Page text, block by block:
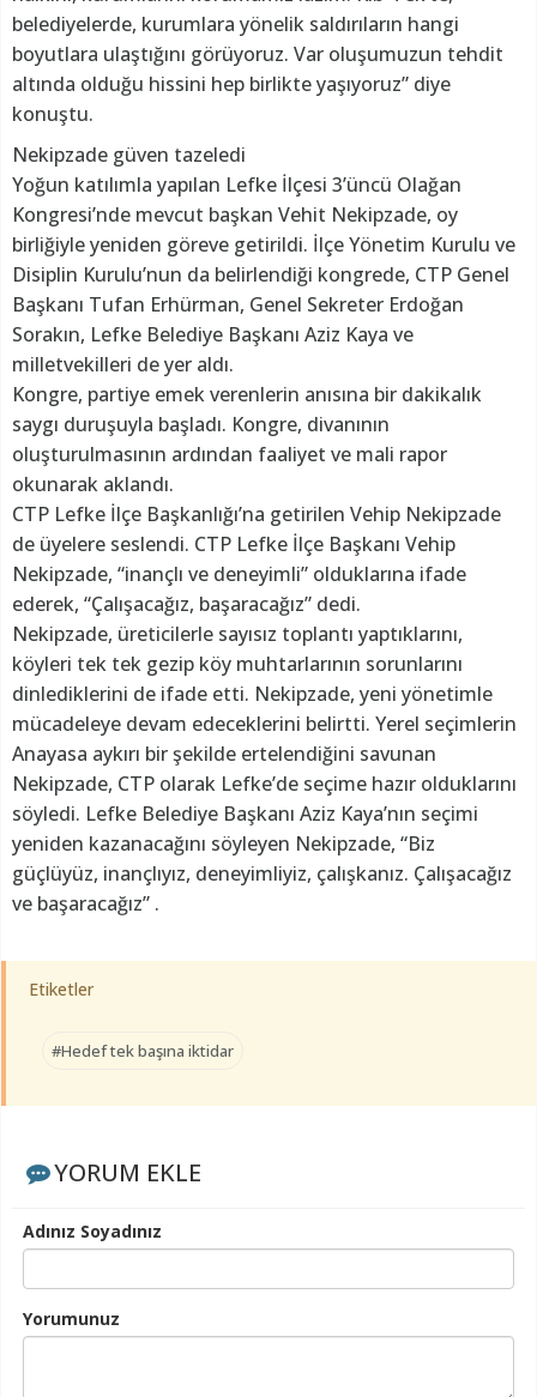
belediyelerde, kurumlara yönelik saldırıların hangi
boyutlara ulaştığını görüyoruz. Var oluşumuzun tehdit
altında olduğu hissini hep birlikte yaşıyoruz” diye
konuştu.
Nekipzade güven tazeledi
Yoğun katılımla yapılan Lefke İlçesi 3’üncü Olağan
Kongresi’nde mevcut başkan Vehit Nekipzade, oy
birliğiyle yeniden göreve getirildi. İlçe Yönetim Kurulu ve
Disiplin Kurulu’nun da belirlendiği kongrede, CTP Genel
Başkanı Tufan Erhürman, Genel Sekreter Erdoğan
Sorakın, Lefke Belediye Başkanı Aziz Kaya ve
milletvekilleri de yer aldı.
Kongre, partiye emek verenlerin anısına bir dakikalık
saygı duruşuyla başladı. Kongre, divanının
oluşturulmasının ardından faaliyet ve mali rapor
okunarak aklandı.
CTP Lefke İlçe Başkanlığı’na getirilen Vehip Nekipzade
de üyelere seslendi. CTP Lefke İlçe Başkanı Vehip
Nekipzade, “inançlı ve deneyimli” olduklarına ifade
ederek, “Çalışacağız, başaracağız” dedi.
Nekipzade, üreticilerle sayısız toplantı yaptıklarını,
köyleri tek tek gezip köy muhtarlarının sorunlarını
dinlediklerini de ifade etti. Nekipzade, yeni yönetimle
mücadeleye devam edeceklerini belirtti. Yerel seçimlerin
Anayasa aykırı bir şekilde ertelendiğini savunan
Nekipzade, CTP olarak Lefke’de seçime hazır olduklarını
söyledi. Lefke Belediye Başkanı Aziz Kaya’nın seçimi
yeniden kazanacağını söyleyen Nekipzade, “Biz
güçlüyüz, inançlıyız, deneyimliyiz, çalışkanız. Çalışacağız
ve başaracağız” .
Etiketler
#Hedef tek başına iktidar
YORUM EKLE
Adınız Soyadınız
Yorumunuz